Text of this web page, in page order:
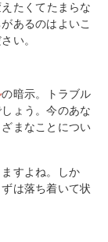
たくてたまらな
あるのはよいこ
い。
の暗示。トラブル
ょう。今のあな
まなことについ
すよね。しか
は落ち着いて状